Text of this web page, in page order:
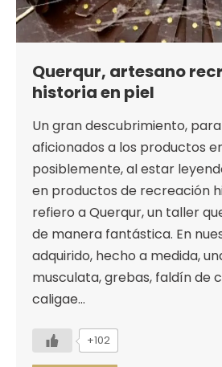
Querqur, artesano
historia en piel
Un gran descubrimiento,
aficionados a los productos
posiblemente, al estar
en productos de recreación
refiero a Querqur, un taller
de manera fantástica. En
adquirido, hecho a medida,
musculata, grebas, faldín de
caligae…
+102